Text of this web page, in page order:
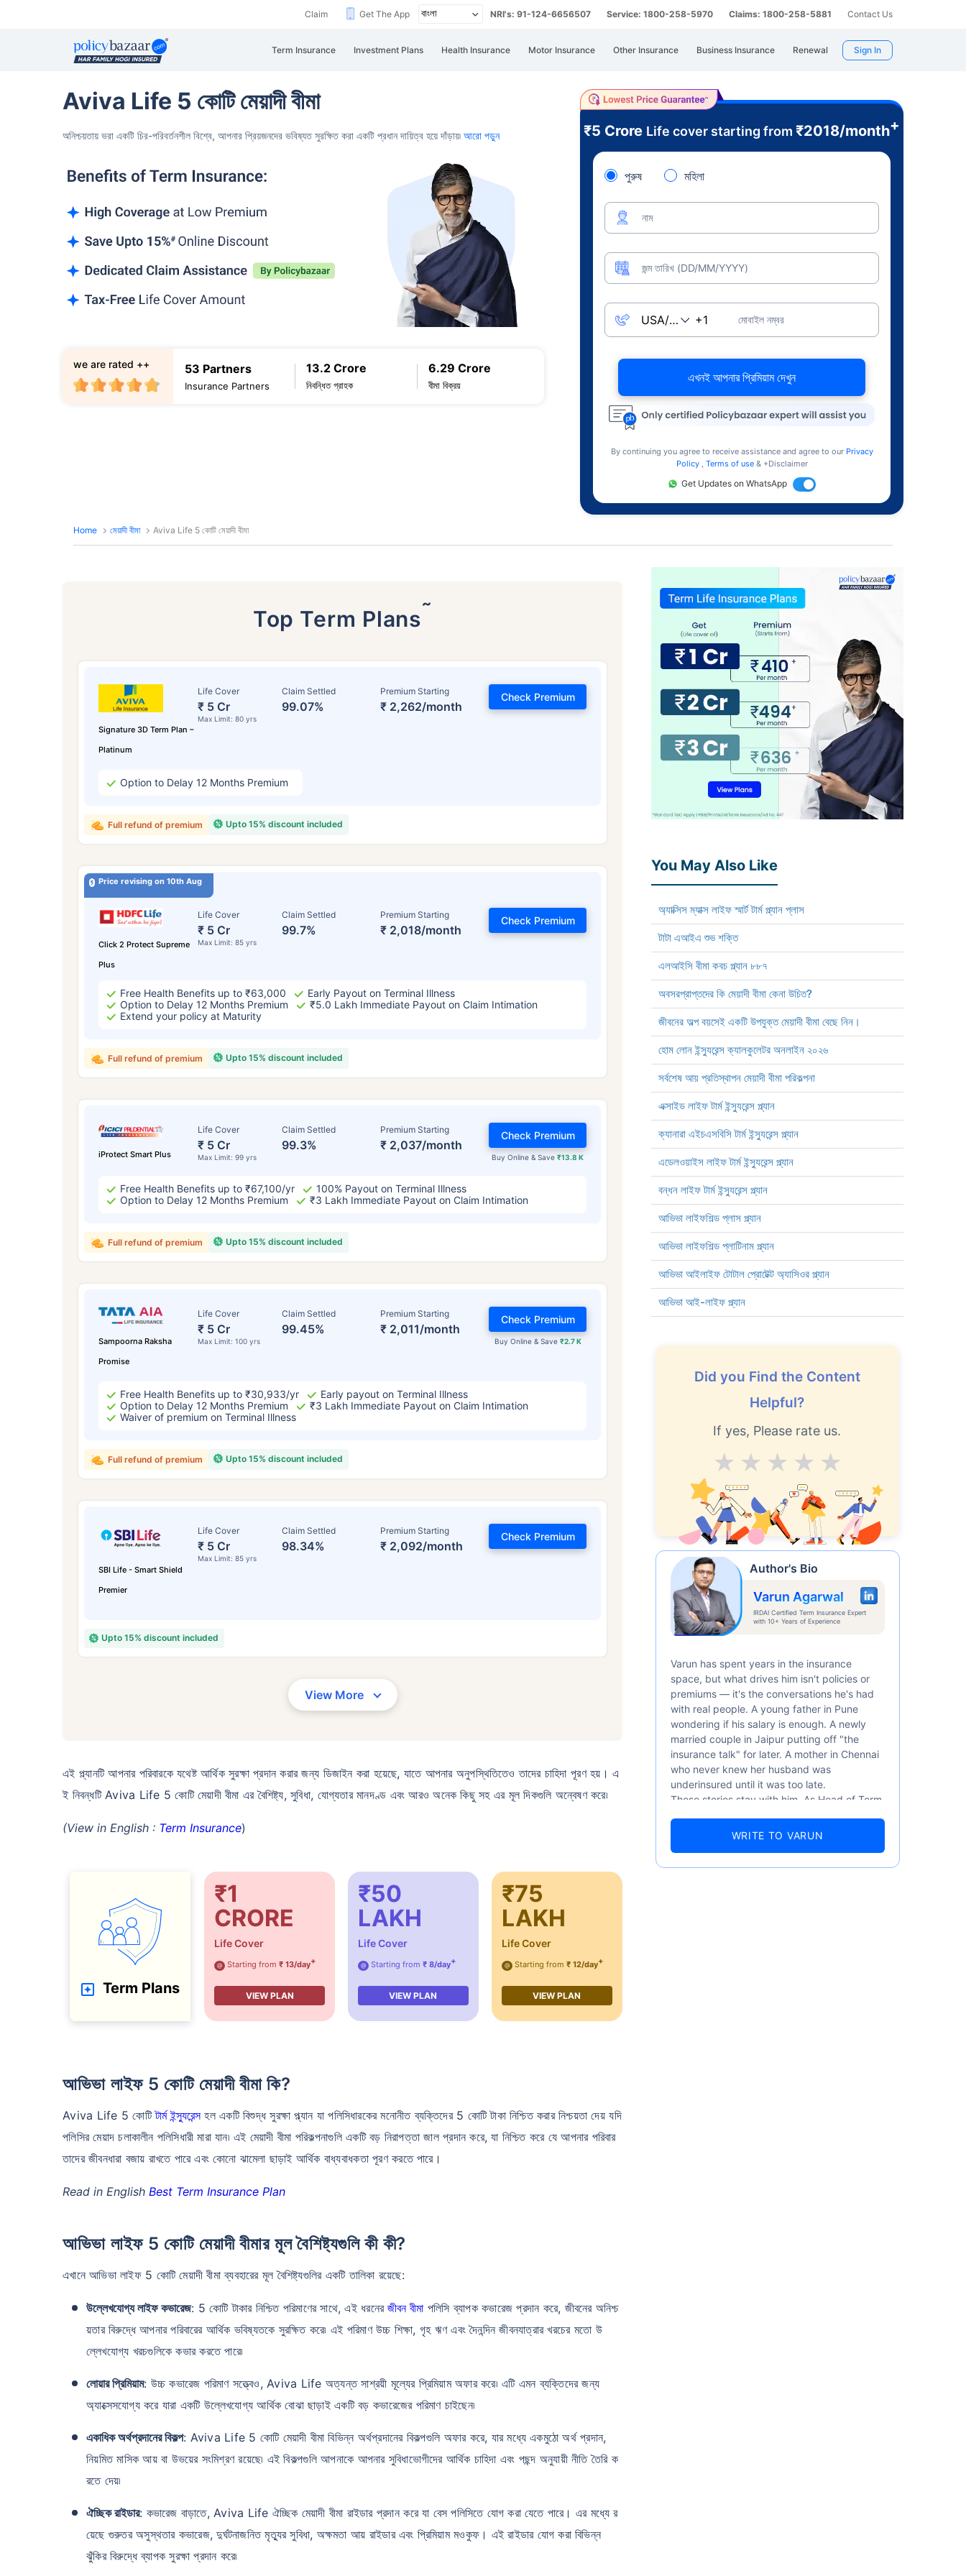
Claim Get The App NRI's: 91-124-6656507 Service: 1800-258-5970 Claims: 1800-258-5881 Contact Us
Term Insurance Investment Plans Health Insurance Motor Insurance Other Insurance Business Insurance Renewal Sign In
Aviva Life 5 কোটি মেয়াদী বীমা
অনিশ্চয়তায় ভরা একটি চির-পরিবর্তনশীল বিশ্বে, আপনার প্রিয়জনদের ভবিষ্যত সুরক্ষিত করা একটি প্রধান দায়িত্ব হয়ে দাঁড়ায়৷ আরো পড়ুন
53 Partners
Insurance Partners
13.2 Crore
নিবন্ধিত গ্রাহক
6.29 Crore
বীমা বিক্রয়
we are rated ++
₹5 Crore Life cover starting from ₹2018/month+
পুরুষ মহিলা
নাম
জন্ম তারিখ (DD/MM/YYYY)
মোবাইল নম্বর
এখনই আপনার প্রিমিয়াম দেখুন
By continuing you agree to receive assistance and agree to our Privacy
Policy
Terms of use & +Disclaimer
Get Updates on WhatsApp
Home মেয়াদী বীমা Aviva Life 5 কোটি মেয়াদী বীমা
Top Term Plans˜
Signature 3D Term Plan –
Platinum
Life Cover
₹ 5 Cr
Max Limit: 80 yrs
Claim Settled
99.07%
Premium Starting
₹ 2,262/month
Check Premium
Option to Delay 12 Months Premium
Upto 15% discount included
Full refund of premium
Price revising on 10th Aug
Click 2 Protect Supreme
Plus
Life Cover
₹ 5 Cr
Max Limit: 85 yrs
Claim Settled
99.7%
Premium Starting
₹ 2,018/month
Check Premium
Free Health Benefits up to ₹63,000
Early Payout on Terminal Illness
Option to Delay 12 Months Premium
₹5.0 Lakh Immediate Payout on Claim Intimation
Extend your policy at Maturity
Upto 15% discount included
Full refund of premium
iProtect Smart Plus
Life Cover
₹ 5 Cr
Max Limit: 99 yrs
Claim Settled
99.3%
Premium Starting
₹ 2,037/month
Buy Online & Save₹13.8 K
Check Premium
Free Health Benefits up to ₹67,100/yr
100% Payout on Terminal Illness
Option to Delay 12 Months Premium
₹3 Lakh Immediate Payout on Claim Intimation
Upto 15% discount included
Full refund of premium
Sampoorna Raksha
Promise
Life Cover
₹ 5 Cr
Max Limit: 100 yrs
Claim Settled
99.45%
Premium Starting
₹ 2,011/month
Buy Online & Save ₹2.7 K
Check Premium
Free Health Benefits up to ₹30,933/yr
Early payout on Terminal Illness
Option to Delay 12 Months Premium
₹3 Lakh Immediate Payout on Claim Intimation
Waiver of premium on Terminal Illness
Upto 15% discount included
Full refund of premium
SBI Life - Smart Shield
Premier
Life Cover
₹ 5 Cr
Max Limit: 85 yrs
Claim Settled
98.34%
Premium Starting
₹ 2,092/month
Check Premium
Upto 15% discount included
View More
এই প্ল্যানটি আপনার পরিবারকে যথেষ্ট আর্থিক সুরক্ষা প্রদান করার জন্য ডিজাইন করা হয়েছে, যাতে আপনার অনুপস্থিতিতেও তাদের চাহিদা পূরণ হয়। এ
ই নিবন্ধটি Aviva Life 5 কোটি মেয়াদী বীমা এর বৈশিষ্ট্য, সুবিধা, যোগ্যতার মানদণ্ড এবং আরও অনেক কিছু সহ এর মূল দিকগুলি অন্বেষণ করে৷
(View in English : Term Insurance)
Term Plans
₹1
CRORE
Life Cover
@ Starting from ₹ 13/day+
VIEW PLAN
₹50
LAKH
Life Cover
@ Starting from ₹ 8/day+
VIEW PLAN
₹75
LAKH
Life Cover
@ Starting from ₹ 12/day+
VIEW PLAN
আভিভা লাইফ 5 কোটি মেয়াদী বীমা কি?
Aviva Life 5 কোটিটার্ম ইন্স্যুরেন্সহল একটি বিশুদ্ধ সুরক্ষা প্ল্যান যা পলিসিধারকের মনোনীত ব্যক্তিদের 5 কোটি টাকা নিশ্চিত করার নিশ্চয়তা দেয় যদি
পলিসির মেয়াদ চলাকালীন পলিসিধারী মারা যান৷ এই মেয়াদী বীমা পরিকল্পনাগুলি একটি বড় নিরাপত্তা জাল প্রদান করে, যা নিশ্চিত করে যে আপনার পরিবার
তাদের জীবনধারা বজায় রাখতে পারে এবং কোনো ঝামেলা ছাড়াই আর্থিক বাধ্যবাধকতা পূরণ করতে পারে।
Read in English Best Term Insurance Plan
আভিভা লাইফ 5 কোটি মেয়াদী বীমার মূল বৈশিষ্ট্যগুলি কী কী?
এখানে আভিভা লাইফ 5 কোটি মেয়াদী বীমা ব্যবহারের মূল বৈশিষ্ট্যগুলির একটি তালিকা রয়েছে:
উল্লেখযোগ্য লাইফ কভারেজ: 5 কোটি টাকার নিশ্চিত পরিমাণের সাথে, এই ধরনেরজীবন বীমা পলিসি ব্যাপক কভারেজ প্রদান করে, জীবনের অনিশ্চ
য়তার বিরুদ্ধে আপনার পরিবারের আর্থিক ভবিষ্যতকে সুরক্ষিত করে৷ এই পরিমাণ উচ্চ শিক্ষা, গৃহ ঋণ এবং দৈনন্দিন জীবনযাত্রার খরচের মতো উ
ল্লেখযোগ্য খরচগুলিকে কভার করতে পারে৷
লোয়ার প্রিমিয়াম: উচ্চ কভারেজ পরিমাণ সত্ত্বেও, Aviva Life অত্যন্ত সাশ্রয়ী মূল্যের প্রিমিয়াম অফার করে৷ এটি এমন ব্যক্তিদের জন্য
অ্যাক্সেসযোগ্য করে যারা একটি উল্লেখযোগ্য আর্থিক বোঝা ছাড়াই একটি বড় কভারেজের পরিমাণ চাইছেন৷
একাধিক অর্থপ্রদানের বিকল্প: Aviva Life 5 কোটি মেয়াদী বীমা বিভিন্ন অর্থপ্রদানের বিকল্পগুলি অফার করে, যার মধ্যে একমুঠো অর্থ প্রদান,
নিয়মিত মাসিক আয় বা উভয়ের সংমিশ্রণ রয়েছে৷ এই বিকল্পগুলি আপনাকে আপনার সুবিধাভোগীদের আর্থিক চাহিদা এবং পছন্দ অনুযায়ী নীতি তৈরি ক
রতে দেয়৷
ঐচ্ছিক রাইডার: কভারেজ বাড়াতে, Aviva Life ঐচ্ছিক মেয়াদী বীমা রাইডার প্রদান করে যা বেস পলিসিতে যোগ করা যেতে পারে। এর মধ্যে র
য়েছে গুরুতর অসুস্থতার কভারেজ, দুর্ঘটনাজনিত মৃত্যুর সুবিধা, অক্ষমতা আয় রাইডার এবং প্রিমিয়াম মওকুফ। এই রাইডার যোগ করা বিভিন্ন
ঝুঁকির বিরুদ্ধে ব্যাপক সুরক্ষা প্রদান করে৷
You May Also Like
অ্যাক্সিস ম্যাক্স লাইফ স্মার্ট টার্ম প্ল্যান প্লাস
টাটা এআইএ শুভ শক্তি
এলআইসি বীমা কবচ প্ল্যান ৮৮৭
অবসরপ্রাপ্তদের কি মেয়াদী বীমা কেনা উচিত?
জীবনের অল্প বয়সেই একটি উপযুক্ত মেয়াদী বীমা বেছে নিন।
হোম লোন ইন্স্যুরেন্স ক্যালকুলেটর অনলাইন ২০২৬
সর্বশেষ আয় প্রতিস্থাপন মেয়াদী বীমা পরিকল্পনা
এক্সাইড লাইফ টার্ম ইন্স্যুরেন্স প্ল্যান
ক্যানারা এইচএসবিসি টার্ম ইন্স্যুরেন্স প্ল্যান
এডেলওয়াইস লাইফ টার্ম ইন্স্যুরেন্স প্ল্যান
বন্ধন লাইফ টার্ম ইন্স্যুরেন্স প্ল্যান
আভিভা লাইফশিল্ড প্লাস প্ল্যান
আভিভা লাইফশিল্ড প্লাটিনাম প্ল্যান
আভিভা আইলাইফ টোটাল প্রোটেক্ট অ্যাসিওর প্ল্যান
আভিভা আই-লাইফ প্ল্যান
Did you Find the Content
Helpful?
If yes, Please rate us.
Excellent
V.Good
Good
Average
Author's Bio
Varun Agarwal
IRDAI Certified Term Insurance Expert
with 10+ Years of Experience
Varun has spent years in the insurance
space, but what drives him isn't policies or
premiums — it's the conversations he's had
with real people. A young father in Pune
wondering if his salary is enough. A newly
married couple in Jaipur putting off "the
insurance talk" for later. A mother in Chennai
who never knew her husband was
underinsured until it was too late.
These stories stay with him. As Head of Term
numbers well — 52.4% of Indians are aware
WRITE TO VARUN
বয়স কীভাবে টার্ম ইন্স্যুরেন্স
৩৪ বছর
*৪৩৪/মাস হল ১ কোটির টার্ম লাইফ ইন্স্যুরেন্সের শুরুর দাম — ধূমপান না করা, পূর্ব-বিদ্যমান কোনো রোগ নেই এমন ব্যক্তির জন্য, ৩৬ বছর বয়স পর্যন্ত কভার। *₹৬৩০/মাস হল ১ কোটির টার্ম লাইফ ইন্স্যুরেন্সের শুরুর দাম — ধূমপান না করা, পূর্ব-বিদ্যমান
কোনো রোগ নেই এমন ব্যক্তির জন্য, ৪৬ বছর বয়স পর্যন্ত কভার। *₹১,৩৭৬/মাস হল ১ কোটির টার্ম লাইফ ইন্স্যুরেন্সের শুরুর দাম — ধূমপান না করা, পূর্ব-বিদ্যমান কোনো রোগ নেই এমন ব্যক্তির জন্য, ৫৬ বছর বয়স পর্যন্ত কভার।